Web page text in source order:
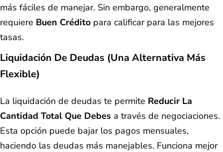
más fáciles de manejar. Sin embargo, generalmente
requiere Buen Crédito para calificar para las mejores
tasas.
Liquidación De Deudas (Una Alternativa Más
Flexible)
La liquidación de deudas te permite Reducir La
Cantidad Total Que Debes a través de negociaciones.
Esta opción puede bajar los pagos mensuales,
haciendo las deudas más manejables. Funciona mejor